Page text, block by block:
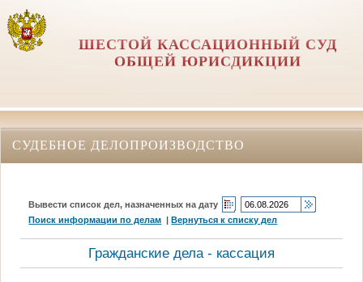
ШЕСТОЙ КАССАЦИОННЫЙ СУД
ОБЩЕЙ ЮРИСДИКЦИИ
СУДЕБНОЕ ДЕЛОПРОИЗВОДСТВО
Вывести список дел, назначенных на дату
Поиск информации по делам |Вернуться к списку дел
Гражданские дела - кассация